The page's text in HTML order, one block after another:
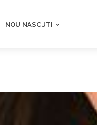
NOU NASCUTI